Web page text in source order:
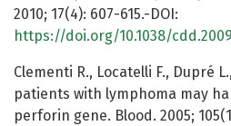
2010; 17(4): 607-615.-DOI:
https://doi.org/10.1038/
Clementi R., Locatelli F., Dupré
patients with lymphoma may
perforin gene. Blood. 2005;